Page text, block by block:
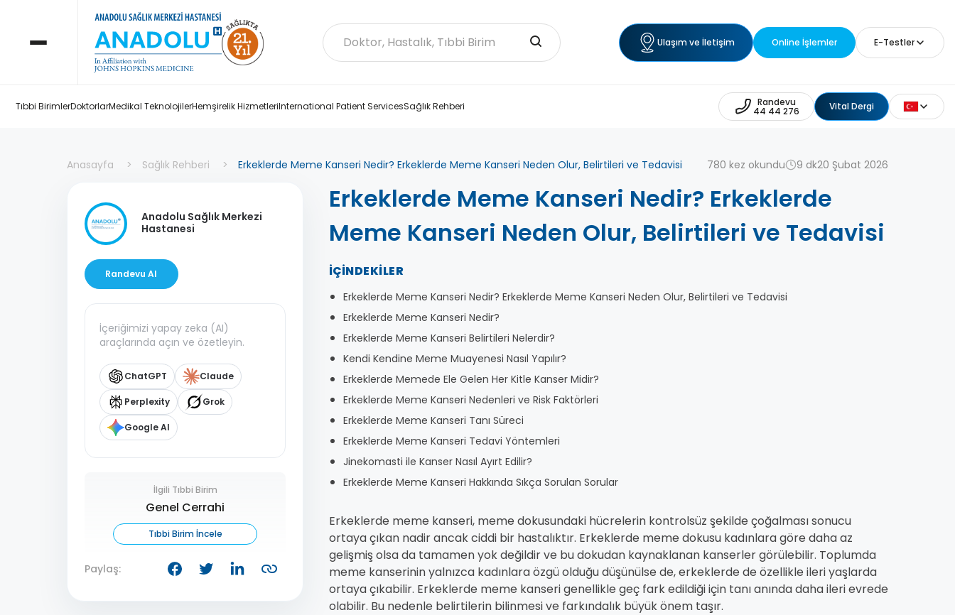
Ulaşım ve İletişim Online İşlemler E-Testler
Tıbbi BirimlerDoktorlarMedikal TeknolojilerHemşirelik HizmetleriInternational Patient ServicesSağlık Rehberi Randevu
44 44 276 Vital Dergi
Anasayfa Sağlık Rehberi Erkeklerde Meme Kanseri Nedir? Erkeklerde Meme Kanseri Neden Olur, Belirtileri ve Tedavisi 780 kez okundu 9 dk20 Şubat 2026
Anadolu Sağlık Merkezi
Hastanesi
Randevu Al
İçeriğimizi yapay zeka (AI)
araçlarında açın ve özetleyin.
ChatGPT Claude
Perplexity Grok
Google AI
İlgili Tıbbi Birim
Genel Cerrahi
Tıbbi Birim İncele
Paylaş:
Erkeklerde Meme Kanseri Nedir? Erkeklerde
Meme Kanseri Neden Olur, Belirtileri ve Tedavisi
İÇINDEKILER
Erkeklerde Meme Kanseri Nedir? Erkeklerde Meme Kanseri Neden Olur, Belirtileri ve Tedavisi
Erkeklerde Meme Kanseri Nedir?
Erkeklerde Meme Kanseri Belirtileri Nelerdir?
Kendi Kendine Meme Muayenesi Nasıl Yapılır?
Erkeklerde Memede Ele Gelen Her Kitle Kanser Midir?
Erkeklerde Meme Kanseri Nedenleri ve Risk Faktörleri
Erkeklerde Meme Kanseri Tanı Süreci
Erkeklerde Meme Kanseri Tedavi Yöntemleri
Jinekomasti ile Kanser Nasıl Ayırt Edilir?
Erkeklerde Meme Kanseri Hakkında Sıkça Sorulan Sorular
Erkeklerde meme kanseri, meme dokusundaki hücrelerin kontrolsüz şekilde çoğalması sonucu
ortaya çıkan nadir ancak ciddi bir hastalıktır. Erkeklerde meme dokusu kadınlara göre daha az
gelişmiş olsa da tamamen yok değildir ve bu dokudan kaynaklanan kanserler görülebilir. Toplumda
meme kanserinin yalnızca kadınlara özgü olduğu düşünülse de, erkeklerde de özellikle ileri yaşlarda
ortaya çıkabilir. Erkeklerde meme kanseri genellikle geç fark edildiği için tanı anında daha ileri evrede
olabilir. Bu nedenle belirtilerin bilinmesi ve farkındalık büyük önem taşır.